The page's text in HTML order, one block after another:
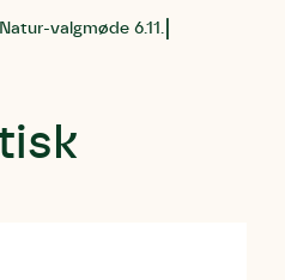
Natur-valgmøde 6.11.